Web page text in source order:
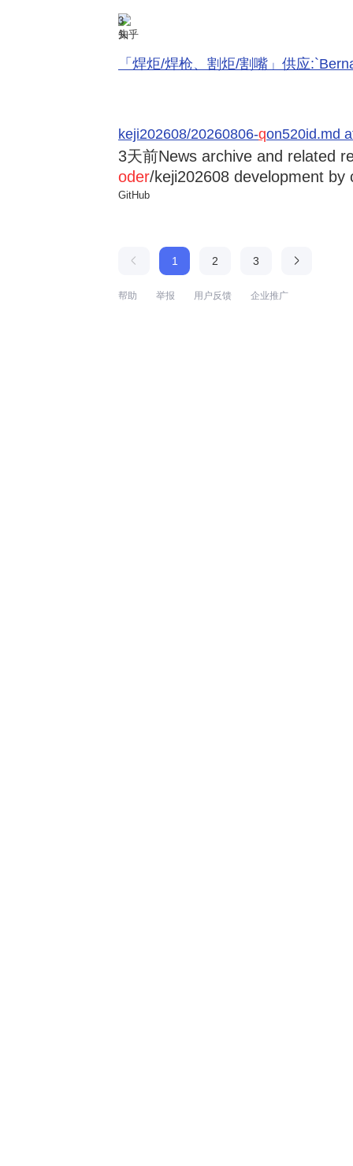
3
知乎
「焊炬/焊枪、割炬/割嘴」供应
keji202608/20260806-qon520id.md
3天前News archive and related
oder/keji202608 development
GitHub
1 2 3
帮助 举报 用户反馈 企业推广